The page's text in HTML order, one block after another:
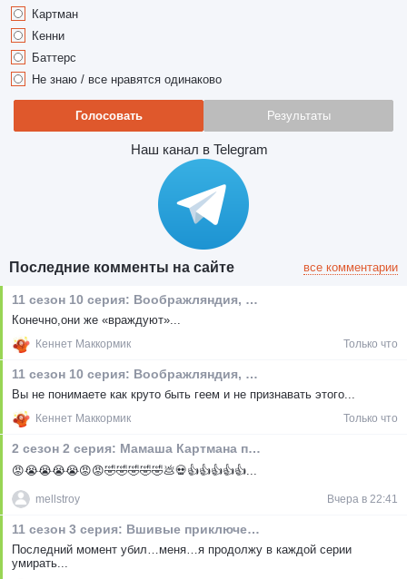
Картман
Кенни
Баттерс
Не знаю / все нравятся одинаково
Голосовать Результаты
Наш канал в Telegram
Последние комменты на сайте все комментарии
11 сезон 10 серия: Воображляндия, эпизод I
Конечно,они же «враждуют»...
Кеннет Маккормик Только что
11 сезон 10 серия: Воображляндия, эпизод I
Вы не понимаете как круто быть геем и не признавать этого...
Кеннет Маккормик Только что
2 сезон 2 серия: Мамаша Картмана по-прежнему грязная шлюха
😡😭😭😭😭😡😡🤣🤣🤣🤣🤣💩💀👍👍👍👍👍...
mellstroy Вчера в 22:41
11 сезон 3 серия: Вшивые приключения
Последний момент убил…меня…я продолжу в каждой серии
умирать...